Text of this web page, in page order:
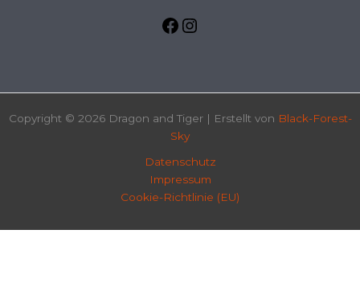
Copyright © 2026 Dragon and Tiger | Erstellt von Black-Forest-
Sky
Datenschutz
Impressum
Cookie-Richtlinie (EU)